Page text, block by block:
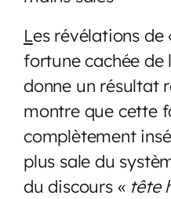
Les révélations de
fortune cachée de
donne un résultat
montre que cette
complètement
plus sale du
du discours « tête